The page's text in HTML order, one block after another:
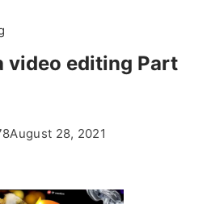
video editing Part
August 28, 2021